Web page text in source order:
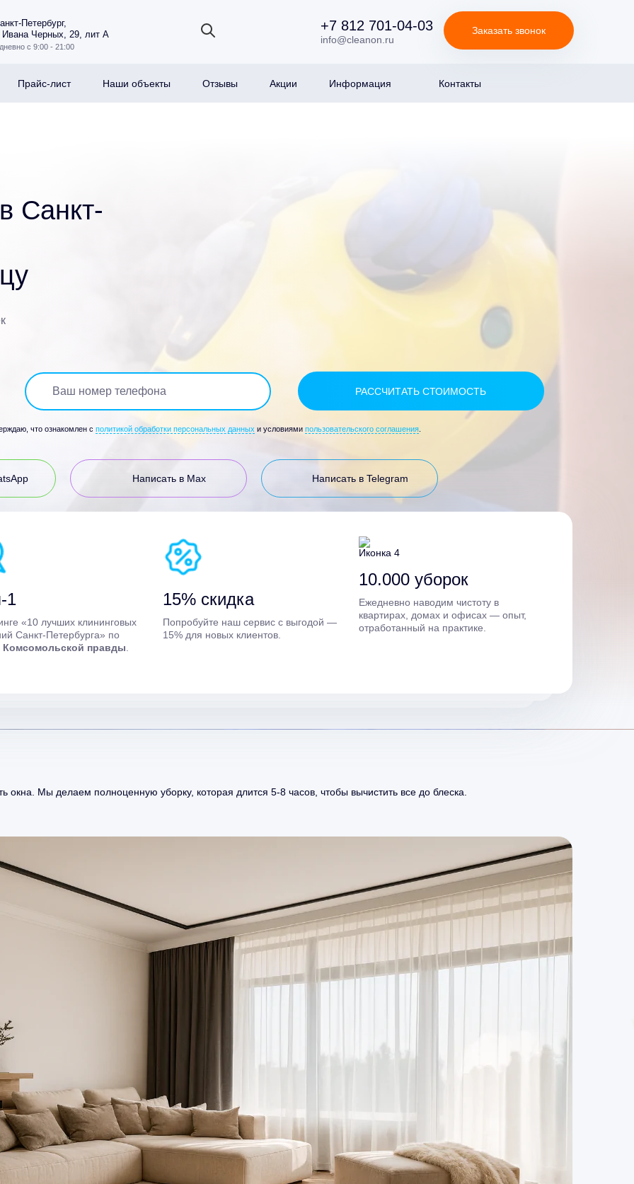
Петербург,
Ивана Черных, 29, лит А
с 9:00 - 21:00
+7 812 701-04-03
info@cleanon.ru
Заказать звонок
Прайс-лист Наши объекты Отзывы Акции Информация Контакты
Санкт-
что ознакомлен с политикой обработки персональных данных и условиями пользовательского соглашения
Написать в Max Написать в Telegram
1
«10 лучших клининговых
Санкт-Петербурга» по
Комсомольской правды
15% скидка
Попробуйте наш сервис с выгодой —
15% для новых клиентов.
10.000 уборок
Ежедневно наводим чистоту в
квартирах, домах и офисах — опыт,
отработанный на практике.
окна. Мы делаем полноценную уборку, которая длится 5-8 часов, чтобы вычистить все до блеска.